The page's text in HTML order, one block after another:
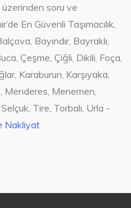
soru ve
En Güvenli Taşımacılık,
Bayındır, Bayraklı,
Çeşme, Çiğli, Dikili, Foça,
Karaburun, Karşıyaka,
Menderes, Menemen,
Tire, Torbalı, Urla -
Nakliyat